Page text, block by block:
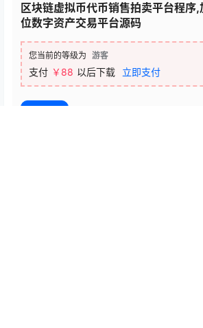
区块链虚拟币代币销售拍卖平台程序
位数字资产交易平台源码
您当前的等级为 游客
支付 ￥88 以后下载 立即支付